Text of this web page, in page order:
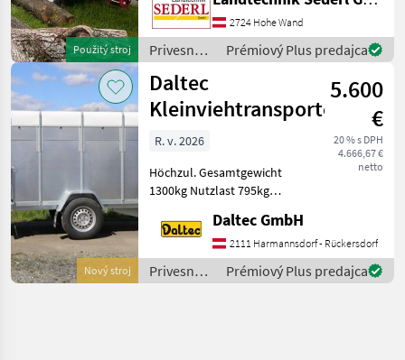
Použitý stroj
Drehhebelsteuerung 4, 5 to.
Rotator und Holzgreifer GR
130 Pendelbremse Flap
Down Abstützung Kranse
2724 Hohe Wand
Privesné
vozíky /
Demmler
Prémiový Plus predajca
Nový stroj
Daltec
Kleinviehtransporter
5.600
€
20 % s DPH
4.666,67 €
netto
R. v. 2026
Höchzul. Gesamtgewicht
1300kg Nutzlast 795kg
2580x1400x1480
Außenmasse:
4160x1910x2120 Reifen
185R14C 1 Achse Aufbau •
Daltec GmbH
2111 Harmannsdorf - Rückersdorf
Privesné
vozíky /
Prémiový Plus predajca